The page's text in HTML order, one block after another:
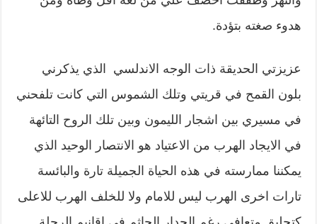
هدوء صغته بتؤدة.
عزيزتي الحديقة ذات الوجه الاندلسي الذي يذكرني
بلون القمح في قريتي وتلك الشموس التي كانت تلفحني
في مسيري بين اشجار الليمون وبين تلك الروح التائهة
في الايجاد الهرب من الاعتياد هو الانتصار الوحيد الذي
يمكننا ممارسته في هذه الحياة الجميلة تارة والبائسة
تارات اخرى الهرب ليس للامام ولا للخلف الهرب للاعلى